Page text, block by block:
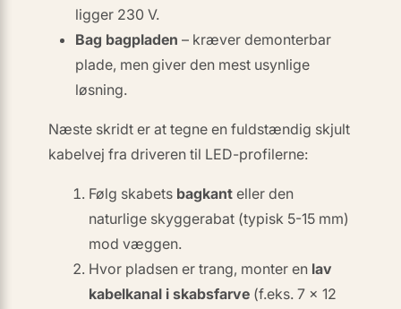
ligger 230 V.
Bag bagpladen – kræver demonterbar
plade, men giver den mest usynlige
løsning.
Næste skridt er attegne en fuldstændig skjult
kabelvej fra driveren til LED-profilerne:
Følg skabets bagkant eller den
naturlige skyggerabat (typisk 5-15 mm)
mod væggen.
Hvor pladsen er trang, monter en lav
kabelkanal i skabsfarve (f.eks. 7 × 12